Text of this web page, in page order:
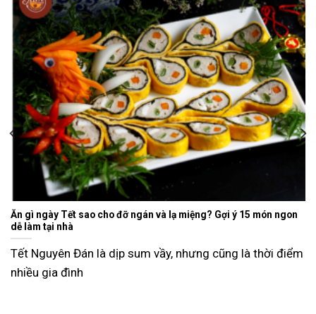
Ăn gì ngày Tết sao cho đỡ ngán và lạ miệng? Gợi ý 15 món ngon
dễ làm tại nhà
Tết Nguyên Đán là dịp sum vầy, nhưng cũng là thời điểm
nhiều gia đình